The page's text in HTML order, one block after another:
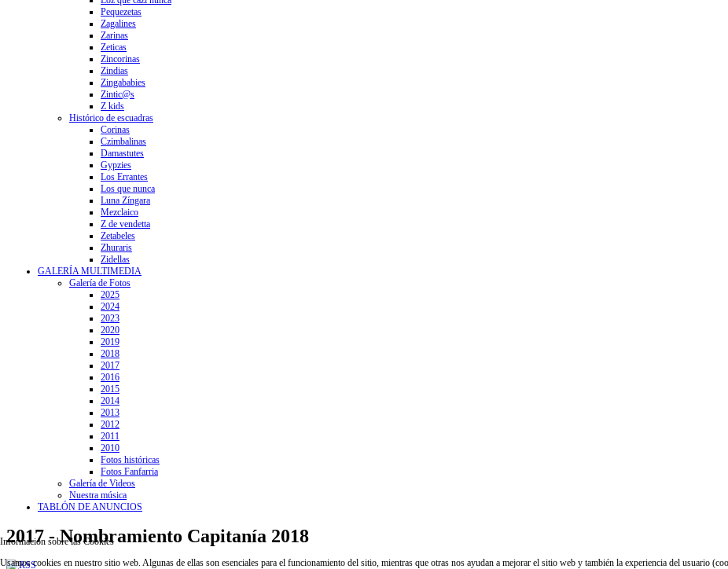
Pequezetas
Zagalines
Zarinas
Zeticas
Zincorinas
Zindias
Zingababies
Zintic@s
Z kids
Histórico de escuadras
Corinas
Czimbalinas
Damastutes
Gypzies
Los Errantes
Los que nunca
Luna Zíngara
Mezclaico
Z de vendetta
Zetabeles
Zhuraris
Zidellas
GALERÍA MULTIMEDIA
Galería de Fotos
2025
2024
2023
2020
2019
2018
2017
2016
2015
2014
2013
2012
2011
2010
Fotos históricas
Fotos Fanfarria
Galería de Videos
Nuestra música
TABLÓN DE ANUNCIOS
2017 - Nombramiento Capitanía 2018
Información sobre las Cookies
Usamos cookies en nuestro sitio web. Algunas de ellas son esenciales para el funcionamiento del sitio, mientras que otras nos ayudan a mejorar el sitio web y también la experiencia del usuario